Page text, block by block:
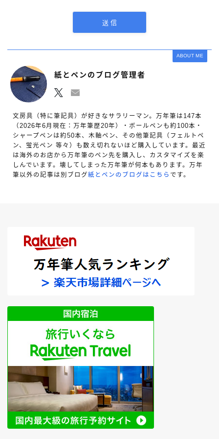
ABOUT ME
紙とペンのブログ管理者
文房具（特に筆記具）が好きなサラリーマン。万年筆は147本
（2026年6月現在：万年筆歴20年）・ボールペンも約100本・
シャープペンは約50本、木軸ペン、その他筆記具（フェルトペ
ン、蛍光ペン 等々）も数え切れないほど購入しています。最近
は海外のお店から万年筆のペン先を購入し、カスタマイズを楽
しんでいます。壊してしまった万年筆が何本もあります。万年
筆以外の記事は別ブログ紙とペンのブログはこちら です。